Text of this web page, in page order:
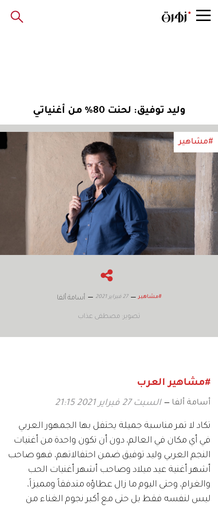
وليد توفيق: لحنت 80% من أغنياتي
#مشاهير
#مشاهير 27 فبراير 2021 أسامة ألفا
تصوير: مصطفى عذاب
#مشاهير العرب
أسامة ألفا السبت 27 فبراير 2021 21:15
تكاد لا تمر مناسبة جميلة يحتفل بها الجمهور العربي
في أي مكان في العالم، دون أن تكون واحدة من أغنيات
النجم العربي وليد توفيق ضمن احتفالاتهم، فهو صاحب
أشهر أغنية عيد ميلاد وصاحب أشهر أغنيات الحب
والغرام، وحتى اليوم ما زال عطاؤه متدفقاً ومميزاً،
ليس لنفسه فقط بل حتى مع أكبر نجوم الغناء من